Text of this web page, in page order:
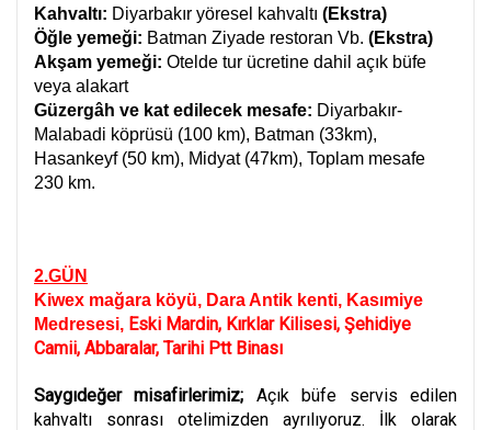
Kahvaltı: Diyarbakır yöresel kahvaltı (Ekstra)
Öğle yemeği: Batman Ziyade restoran Vb. (Ekstra)
Akşam yemeği: Otelde tur ücretine dahil açık büfe
veya alakart
Güzergâh ve kat edilecek mesafe: Diyarbakır-
Malabadi köprüsü (100 km), Batman (33km),
Hasankeyf (50 km), Midyat (47km), Toplam mesafe
230 km.
2.GÜN
Kiwex mağara köyü, Dara Antik kenti, Kasımiye
Medresesi, Eski Mardin, Kırklar Kilisesi, Şehidiye
Camii, Abbaralar, Tarihi Ptt Binası
Saygıdeğer misafirlerimiz; Açık büfe servis edilen
kahvaltı sonrası otelimizden ayrılıyoruz. İlk olarak